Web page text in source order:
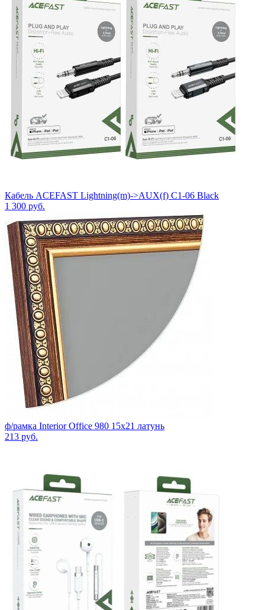
Кабель ACEFAST Lightning(m)->AUX(f) C1-06 Black
1 300 руб.
ф/рамка Interior Office 980 15х21 латунь
213 руб.